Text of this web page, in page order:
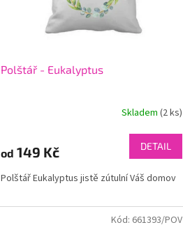
Polštář - Eukalyptus
Skladem (2 ks)
od 149 Kč DETAIL
Polštář Eukalyptus jistě zútulní Váš domov
Kód: 661393/POV